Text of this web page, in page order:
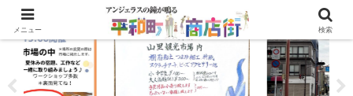
ニュースリリース
メニュー 検索